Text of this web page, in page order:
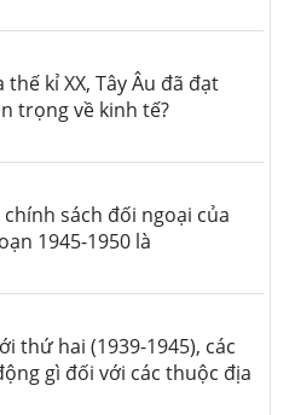
kỉ XX, Tây Âu đã đạt
trọng về kinh tế?
sách đối ngoại của
1945-1950 là
thứ hai (1939-1945), các
gì đối với các thuộc địa